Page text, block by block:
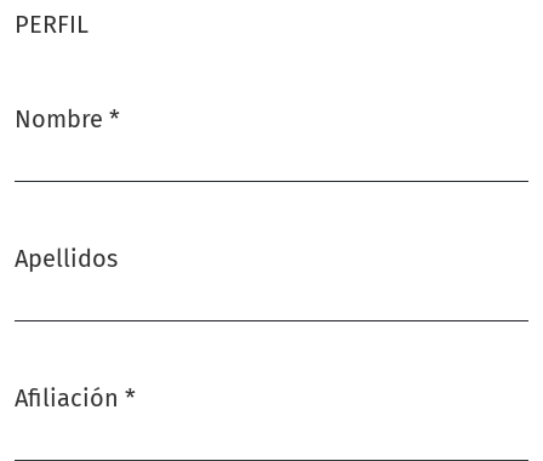
PERFIL
Nombre *
Apellidos
Afiliación *